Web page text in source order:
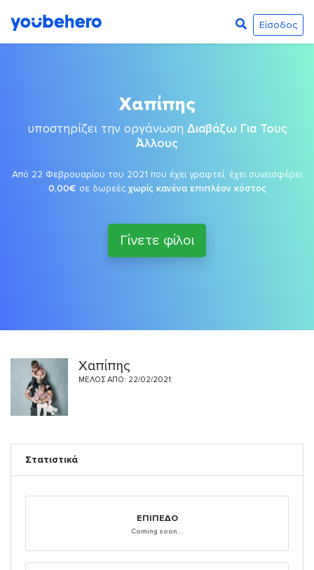
Είσοδος
Χαπίπης
υποστηρίζει την οργάνωση Διαβάζω Για Τους
Άλλους
Από 22 Φεβρουαρίου του 2021 που έχει γραφτεί, έχει συνεισφέρει
0,00€ σε δωρεές χωρίς κανένα επιπλέον κόστος
Γίνετε φίλοι
Χαπίπης
ΜΈΛΟΣ ΑΠΌ: 22/02/2021
Στατιστικά
ΕΠΊΠΕΔΟ
Coming soon...